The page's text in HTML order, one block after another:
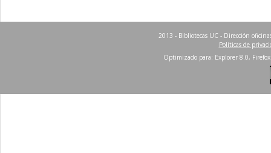
2013 - Bibliotecas UC - Dirección
Políticas de
Optimizado para: Explorer 8.0,